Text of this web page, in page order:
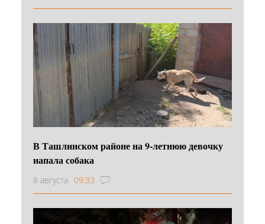
В Ташлинском районе на 9-летнюю девочку
напала собака
8 августа 09:33